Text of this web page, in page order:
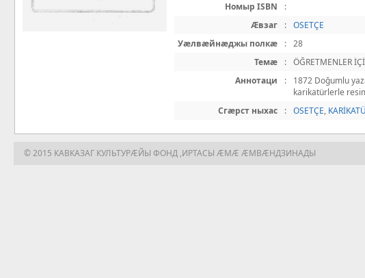
Номыр ISBN
:
Æвзаг
:
OSETÇE
Уæлвæйнæджы полкæ
:
28
Темæ
:
ÖĞRETMENLER
Аннотаци
:
1872 Doğumlu
karikatürlerle
Сгæрст ныхас
: OSETÇE,
© 2015 КАВКАЗАГ КУЛЬТУРÆЙЫ ФОНД ,ИРТАСЫ ÆМÆ ÆМВÆНДЗИНАДЫ